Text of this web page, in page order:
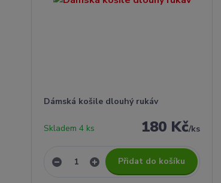
Dámská košile dlouhý rukáv
180 Kč/ks
Skladem 4 ks
Přidat do košíku